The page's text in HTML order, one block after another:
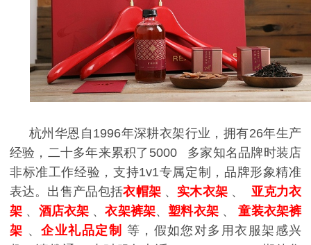
杭州华恩自 1996年深耕衣架行业，拥有26年生产
经验，二十多年来累积了 5000
多家知名品牌时装店
非标准工作经验，支持1v1专属定制，品牌形象精准
表达。 出售产品包括衣帽架、 实木衣架、 亚克力衣
架 、 酒店衣架 、衣架裤架、塑料衣架、童装衣架裤
架 、企业礼品定制 等，假如您对多用衣服架感兴